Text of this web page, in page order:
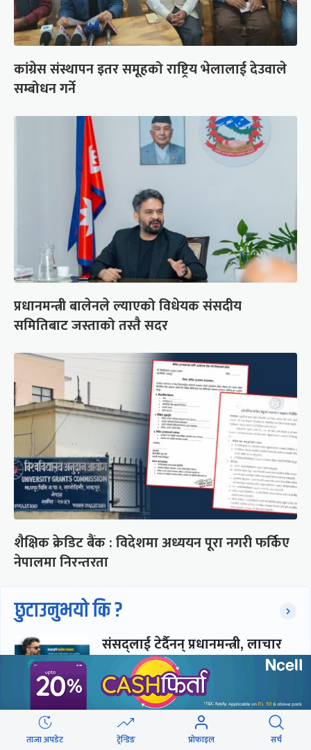
कांग्रेस संस्थापन इतर समूहको राष्ट्रिय भेलालाई देउवाले
सम्बोधन गर्ने
प्रधानमन्त्री बालेनले ल्याएको विधेयक संसदीय
समितिबाट जस्ताको तस्तै सदर
शैक्षिक क्रेडिट बैंक : विदेशमा अध्ययन पूरा नगरी फर्किए
नेपालमा निरन्तरता
छुटाउनुभयो कि ?
संसद्लाई टेर्दैनन् प्रधानमन्त्री, लाचार
छन् सभामुख
‘अस्थायी प्रकृतिको अध्यादेशले ऐनको
व्यवस्था विस्थापित गर्न सक्दैन’
ताजा अपडेट ट्रेन्डिङ प्रोफाइल सर्च